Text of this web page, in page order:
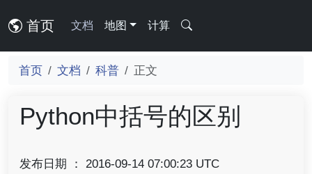
首页 文档 地图 计算
首页 文档 科普 正文
Python中括号的区别
发布日期 ： 2016-09-14 07:00:23 UTC